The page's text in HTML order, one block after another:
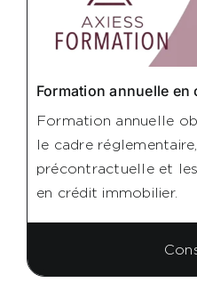
Formation annuelle
Formation annuelle
le cadre
précontractuelle et
en crédit immobilier.